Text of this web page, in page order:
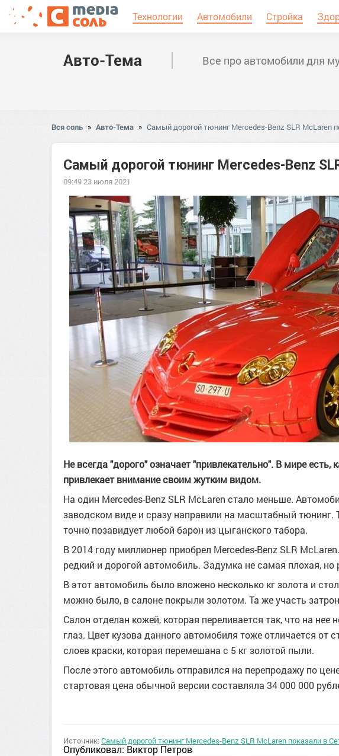
Технологии Автомобили Стройка
Авто-Тема Все про автомобили для
Вся соль » Авто-Тема » Самый дорогой тюнинг Mercedes-Benz SLR McLaren
Самый дорогой тюнинг Mercedes-Benz
09:49 23 июля 2021
Не всегда "дорого" означает "привлекательно". В мире
привлекает внимание своим жутким видом.
На один Mercedes-Benz SLR McLaren стало меньше.
заводском виде и сразу направили на масштабный тюнинг.
точно позавидует любой барон из цыганского табора.
В 2014 году миллионер приобрел Mercedes-Benz SLR
редкий и дорогой автомобиль. Задумка не самая плохая, но
В этот автомобиль было вложено несколько кг золота и
можно было, в салоне покрыли золотом. Та же участь
Салон отделан кожей, которая переливается так, что на
глаз. Цвет кузова данного автомобиля тоже отличается от
слоев краски, которая перемешана с 5 кг золотой пыли.
После этого автомобиль отправился на перепродажу по
стартовая цена обычной версии составляла 34 000 000
Источник:Самый дорогой тюнинг Mercedes-Benz SLR McLaren показали в
Опубликовал: Виктор Петров